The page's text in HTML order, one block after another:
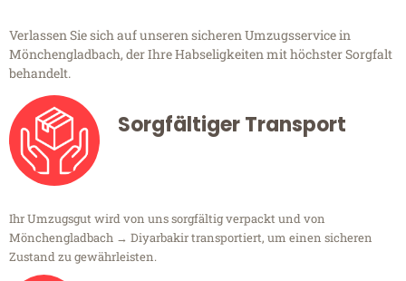
Verlassen Sie sich auf unseren sicheren Umzugsservice in
Mönchengladbach, der Ihre Habseligkeiten mit höchster Sorgfalt
behandelt.
Sorgfältiger Transport
Ihr Umzugsgut wird von uns sorgfältig verpackt und von
Mönchengladbach → Diyarbakir transportiert, um einen sicheren
Zustand zu gewährleisten.